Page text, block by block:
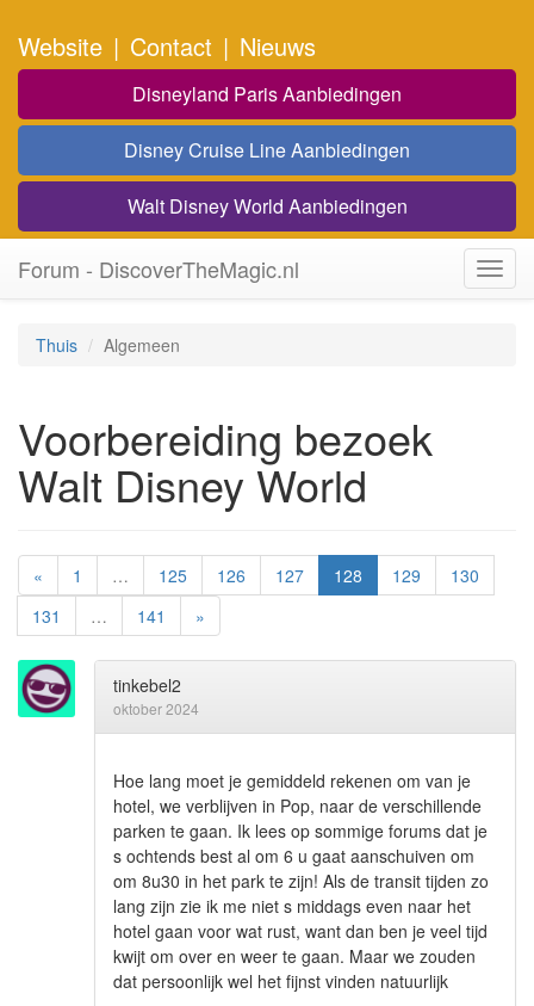
Website | Contact | Nieuws
Disneyland Paris Aanbiedingen
Disney Cruise Line Aanbiedingen
Walt Disney World Aanbiedingen
Forum - DiscoverTheMagic.nl
Thuis Algemeen
Voorbereiding bezoek
Walt Disney World
« 1 … 125 126 127 128 129
130
131
… 141 »
tinkebel2
oktober 2024
Hoe lang moet je gemiddeld rekenen om van je
hotel, we verblijven in Pop, naar de verschillende
parken te gaan. Ik lees op sommige forums dat je
s ochtends best al om 6 u gaat aanschuiven om
om 8u30 in het park te zijn! Als de transit tijden zo
lang zijn zie ik me niet s middags even naar het
hotel gaan voor wat rust, want dan ben je veel tijd
kwijt om over en weer te gaan. Maar we zouden
dat persoonlijk wel het fijnst vinden natuurlijk